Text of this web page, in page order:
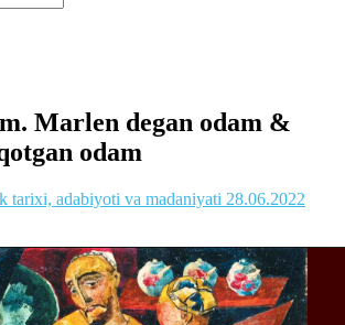
Marlen degan odam &
odam
tarixi, adabiyoti va madaniyati 28.06.2022